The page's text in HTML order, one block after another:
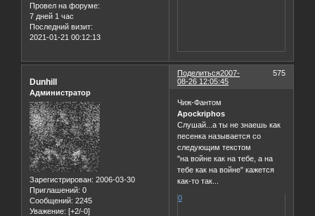
Провел на форуме:
7 дней 1 час
Последний визит:
2021-01-21 00:12:13
Поделиться 575
2007-
08-26 12:05:45
Dunhill
Администратор
Зарегистрирован: 2006-03-30
Приглашений: 0
Сообщений: 2245
Уважение: [+2/-0]
Чиж-Фантом
Apockriphos
Слушай...а ты не знаешь как
песенка называется со
следующим текстом
"на войне как на тебе, а на
тебе как на войне" кажется
как-то так...
0